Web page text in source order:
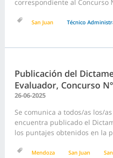
correspondiente al Concurso
San Juan Técnico
Publicación del
Evaluador, Concurso
26-06-2025
Se comunica a todos/as los/
encuentra publicado el
los puntajes obtenidos en la
Mendoza San Juan